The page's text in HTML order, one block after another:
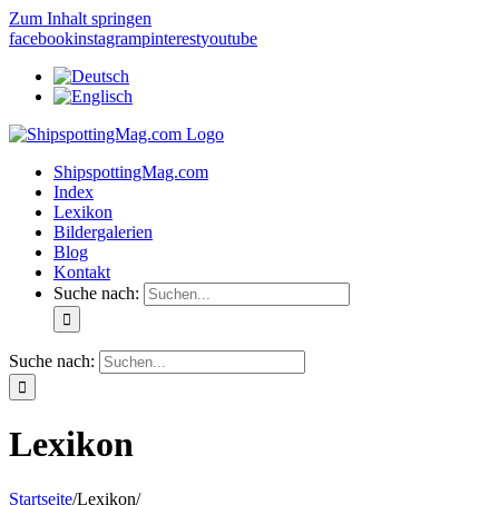
Zum Inhalt springen
facebookinstagrampinterestyoutube
ShipspottingMag.com
Index
Lexikon
Bildergalerien
Blog
Kontakt
Suche nach:
Suche nach:
Lexikon
Startseite/Lexikon/